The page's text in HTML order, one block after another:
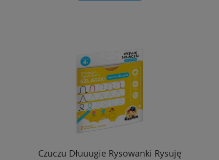
Czuczu Dłuuugie Rysowanki Rysuję